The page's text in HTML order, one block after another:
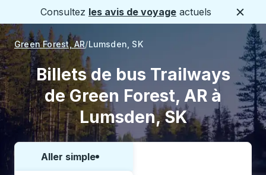
Consultez les avis de voyage actuels
Green Forest, AR Lumsden, SK
Billets de bus Trailways
de Green Forest, AR à
Lumsden, SK
Choisissez un sens ou un aller-retour:
Aller simple